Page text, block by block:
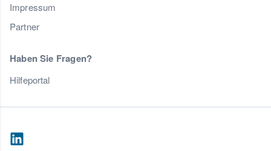
Impressum
Partner
Haben Sie Fragen?
Hilfeportal